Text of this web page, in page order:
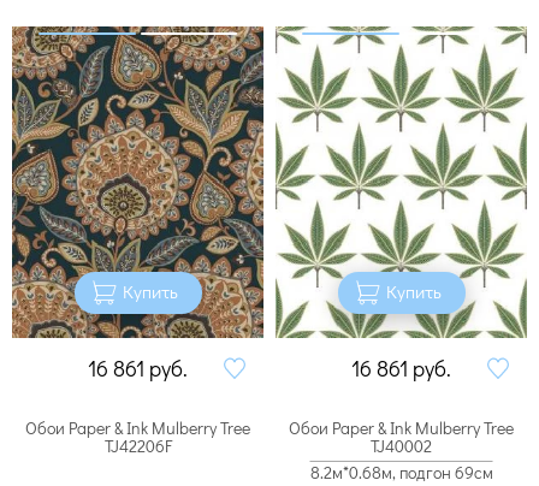
Купить
16 861 руб.
Купить
16 861 руб.
Обои Paper & Ink Mulberry Tree
TJ42206F
Обои Paper & Ink Mulberry Tree
TJ40002
8.2м*0.68м, подгон 69см